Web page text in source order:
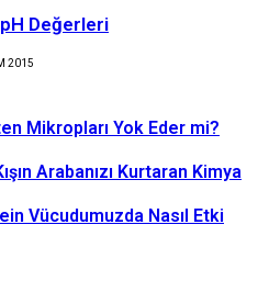
Değerleri
2015
Mikropları Yok Eder mi?
Arabanızı Kurtaran Kimya
Vücudumuzda Nasıl Etki